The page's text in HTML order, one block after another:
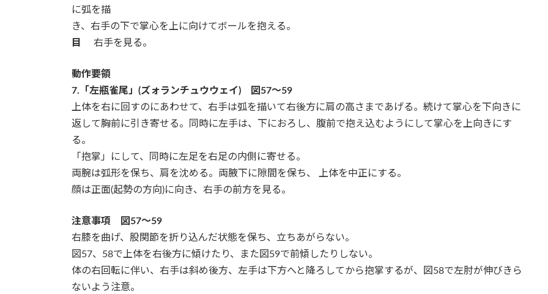
に弧を描
き、右手の下で掌心を上に向けてボールを抱える。
目
右手を見る。
動作要領
7.「左瓶雀尾」(ズォランチュウウェイ) 図57～59
上体を右に回すのにあわせて、右手は弧を描いて右後方に肩の高さまであげる。続けて掌心を下向きに
返して胸前に引き寄せる。同時に左手は、下におろし、腹前で抱え込むようにして掌心を上向きにす
る。
「抱掌」にして、同時に左足を右足の内側に寄せる。
両腕は弧形を保ち、肩を沈める。両腋下に隙間を保ち、 上体を中正にする。
顔は正面(起勢の方向)に向き、右手の前方を見る。
注意事項 図57～59
右膝を曲げ、股関節を折り込んだ状態を保ち、立ちあがらない。
図57、58で上体を右後方に傾けたり、また図59で前傾したりしない。
体の右回転に伴い、右手は斜め後方、左手は下方へと降ろしてから抱掌するが、図58で左肘が伸びきら
ないよう注意。